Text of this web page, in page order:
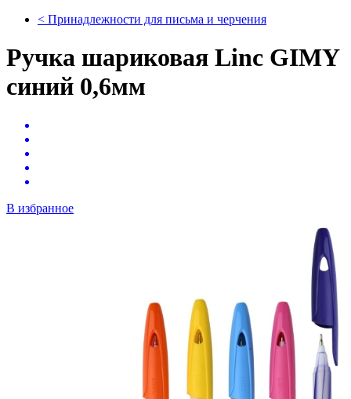
< Принадлежности для письма и черчения
Ручка шариковая Linc GIMY
синий 0,6мм
В избранное